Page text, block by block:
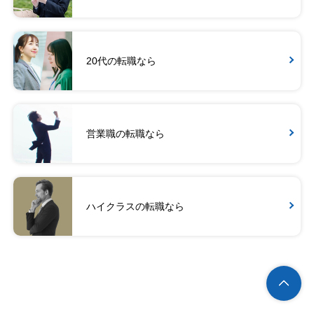
20代の転職なら
営業職の転職なら
ハイクラスの転職なら